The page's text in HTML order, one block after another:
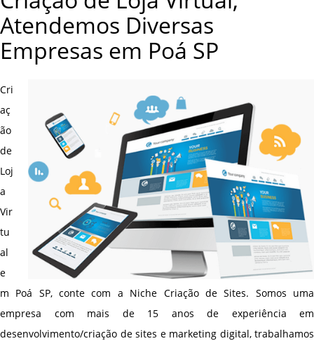
Atendemos Diversas
Empresas em Poá SP
Cri
aç
ão
de
Loj
a
Vir
tu
al
e
m Poá SP, conte com a Niche Criação de Sites. Somos uma
empresa com mais de 15 anos de experiência em
desenvolvimento/criação de sites e marketing digital, trabalhamos